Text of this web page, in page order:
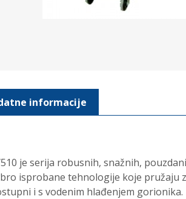
informacije
je serija robusnih, snažnih,
isprobane tehnologije koje pružaju
i s vodenim hlađenjem